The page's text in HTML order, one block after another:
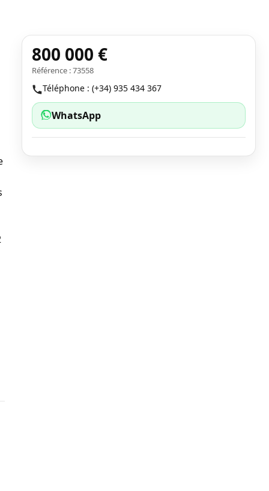
800 000 €
Référence : 73558
Téléphone : (+34) 935 434 367
WhatsApp